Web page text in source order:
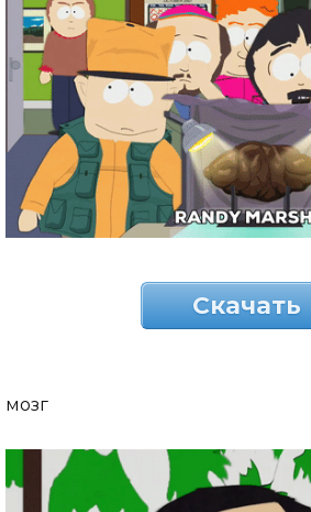
Скачать
мозг